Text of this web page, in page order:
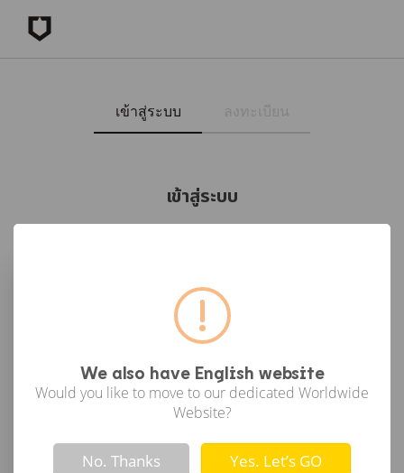
We also have English website
Would you like to move to our dedicated Worldwide
Website?
! Not valid!
No. Thanks Yes. Let’s GO
เข้าสู่ระบบ
เข้าสู่ระบบ
เข้าสู่ระบบด้วย Google
or